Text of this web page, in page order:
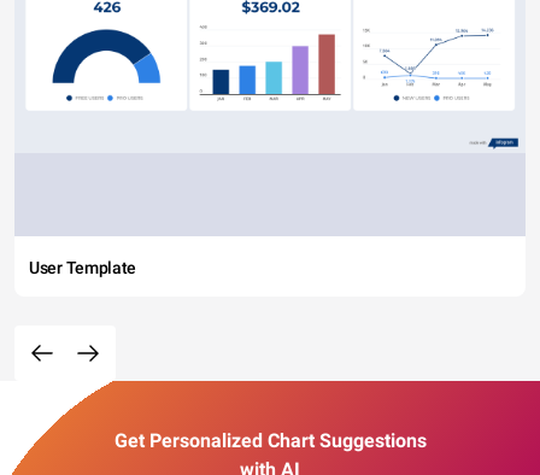
User Template
Get Personalized Chart Suggestions
with AI